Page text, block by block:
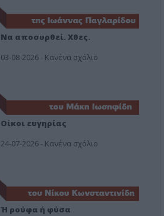
Να αποσυρθεί. Χθες.
03-08-2026 - Κανένα σχόλιο
Οίκοι ευγηρίας
24-07-2026 - Κανένα σχόλιο
Ή ρούφα ή φύσα